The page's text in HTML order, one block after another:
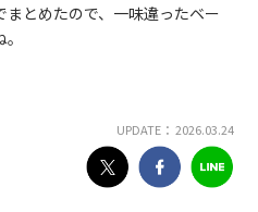
とめたので、一味違ったベー
UPDATE： 2026.03.24